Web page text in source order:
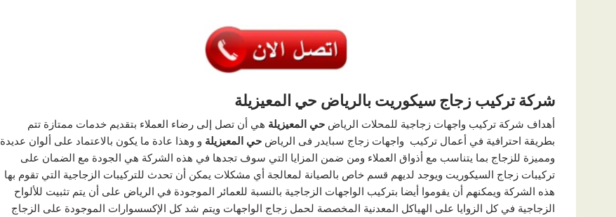
شركة تركيب زجاج سيكوريت بالرياض حي المعيزيلة
أهداف شركة تركيب واجهات زجاجية للمحلات الرياض حي المعيزيلة هي أن تصل إلى رضاء العملاء بتقديم خدمات ممتازة تتم
بطريقة احترافية في أعمال تركيب واجهات زجاج سبايدر فى الرياض حي المعيزيلة و وهذا عادة ما يكون بالاعتماد على ألوان عديدة
ومميزة للزجاج بما يتناسب مع أذواق العملاء ومن ضمن المزايا التي سوف تجدها في هذه الشركة هي الجودة مع الضمان على
تركيبات زجاج السيكوريت ويوجد لديهم قسم خاص بالصيانة لمعالجة أي مشكلات يمكن أن تحدث للتركيبات الزجاجية التي تقوم بها
هذه الشركة ويمكنهم أن يقوموا أيضا بتركيب الواجهات الزجاجية بالنسبة للعمائر الموجودة في الرياض على أن يتم تثبيت للألواح
الزجاجية في كل الزوايا على الهياكل المعدنية المخصصة لحمل زجاج الواجهات ويتم شد كل الإكسسوارات الموجودة على الزجاج